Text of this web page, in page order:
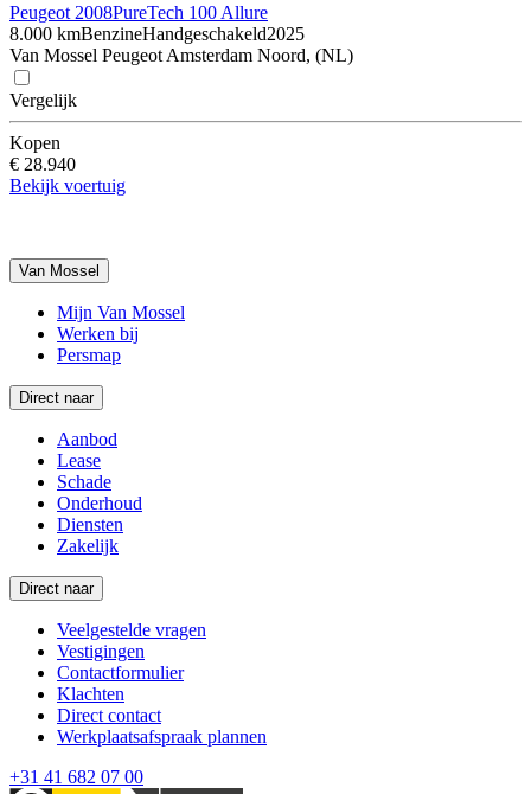
Peugeot 2008PureTech 100 Allure
8.000 kmBenzineHandgeschakeld2025
Van Mossel Peugeot Amsterdam Noord, (NL)
Vergelijk
Kopen
€ 28.940
Bekijk voertuig
Van Mossel
Mijn Van Mossel
Werken bij
Persmap
Direct naar
Aanbod
Lease
Schade
Onderhoud
Diensten
Zakelijk
Direct naar
Veelgestelde vragen
Vestigingen
Contactformulier
Klachten
Direct contact
Werkplaatsafspraak plannen
+31 41 682 07 00